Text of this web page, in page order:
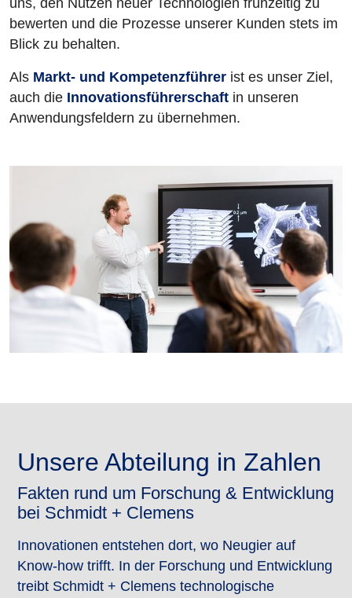
bewerten und die Prozesse unserer Kunden stets im
Blick zu behalten.
Als Markt- und Kompetenzführer ist es unser Ziel,
auch die Innovationsführerschaft in unseren
Anwendungsfeldern zu übernehmen.
Unsere Abteilung in Zahlen
Fakten rund um Forschung & Entwicklung
bei Schmidt + Clemens
Innovationen entstehen dort, wo Neugier auf
Know-how trifft. In der Forschung und Entwicklung
treibt Schmidt + Clemens technologische